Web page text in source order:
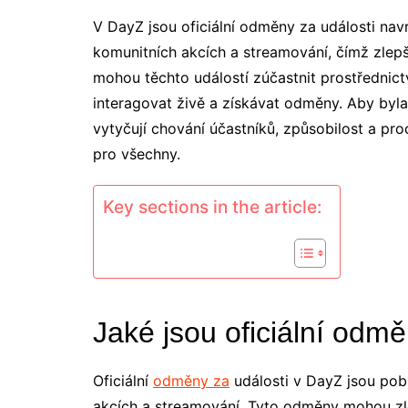
V DayZ jsou oficiální odměny za události
komunitních akcích a streamování, čímž
mohou těchto událostí zúčastnit
interagovat živě a získávat odměny. Aby
vytyčují chování účastníků, způsobilost a
pro všechny.
Key sections in the article:
Jaké jsou oficiální
Oficiální odměny za události v DayZ jsou